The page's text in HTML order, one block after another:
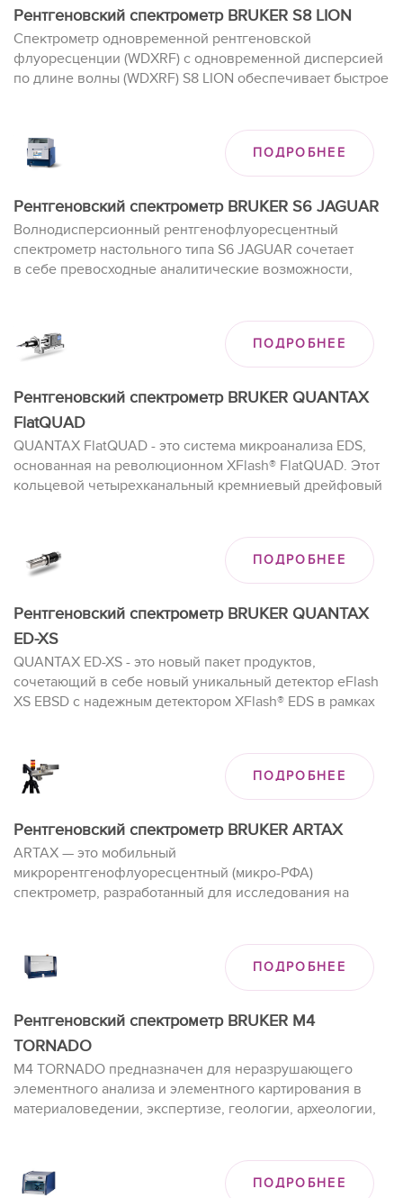
Рентгеновский спектрометр BRUKER S8 LION
Спектрометр одновременной рентгеновской
флуоресценции (WDXRF) с одновременной дисперсией
по длине волны (WDXRF) S8 LION обеспечивает быстрое
горнодобывающей и металлургической отраслях
промышленности.
ПОДРОБНЕЕ
Рентгеновский спектрометр BRUKER S6 JAGUAR
Волнодисперсионный рентгенофлуоресцентный
спектрометр настольного типа S6 JAGUAR сочетает
в себе превосходные аналитические возможности,
ПОДРОБНЕЕ
Рентгеновский спектрометр BRUKER QUANTAX
FlatQUAD
QUANTAX FlatQUAD - это система микроанализа EDS,
основанная на революционном XFlash® FlatQUAD. Этот
кольцевой четырехканальный кремниевый дрейфовый
угол в EDS. В сочетании с пакетом аналитического
программного обеспечения ESPRIT QUANTAX FlatQUAD
обеспечивает непревзойденную производительность
картографирования даже для самых сложных образцов.
ПОДРОБНЕЕ
Рентгеновский спектрометр BRUKER QUANTAX
ED-XS
QUANTAX ED-XS - это новый пакет продуктов,
сочетающий в себе новый уникальный детектор eFlash
XS EBSD с надежным детектором XFlash® EDS в рамках
обеспечения представляет собой новый подход к
предоставлению мощных аналитических инструментов
большему сообществу микроскопистов, которому до сих
пор не предлагались возможности EBSD.
ПОДРОБНЕЕ
Рентгеновский спектрометр BRUKER ARTAX
ARTAX — это мобильный
микрорентгенофлуоресцентный (микро-РФА)
спектрометр, разработанный для исследования на
археологии, а также сканирующего анализа небольших
площадей.
ПОДРОБНЕЕ
Рентгеновский спектрометр BRUKER M4
TORNADO
M4 TORNADO предназначен для неразрушающего
элементного анализа и элементного картирования в
материаловедении, экспертизе, геологии, археологии,
ПОДРОБНЕЕ